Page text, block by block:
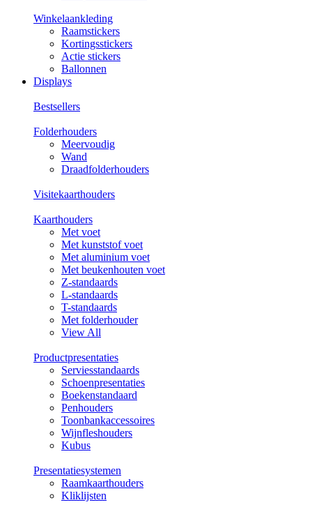
Winkelaankleding
Raamstickers
Kortingsstickers
Actie stickers
Ballonnen
Displays
Bestsellers
Folderhouders
Meervoudig
Wand
Draadfolderhouders
Visitekaarthouders
Kaarthouders
Met voet
Met kunststof voet
Met aluminium voet
Met beukenhouten voet
Z-standaards
L-standaards
T-standaards
Met folderhouder
View All
Productpresentaties
Serviesstandaards
Schoenpresentaties
Boekenstandaard
Penhouders
Toonbankaccessoires
Wijnfleshouders
Kubus
Presentatiesystemen
Raamkaarthouders
Kliklijsten